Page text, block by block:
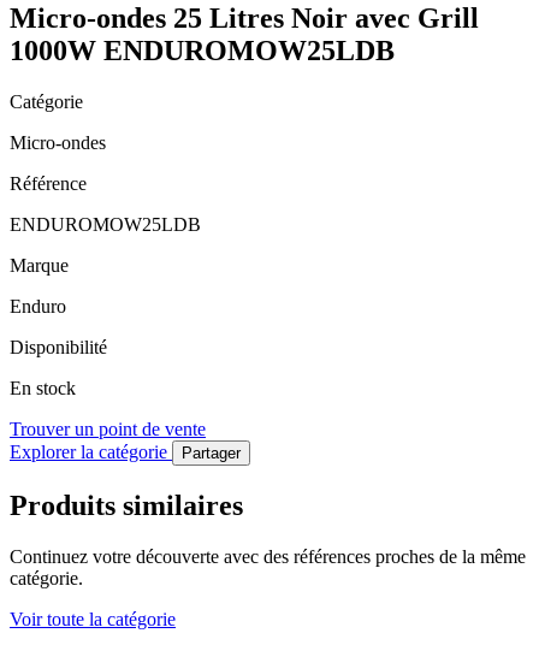
Micro-ondes 25 Litres Noir avec Grill
1000W ENDUROMOW25LDB
Catégorie
Micro-ondes
Référence
ENDUROMOW25LDB
Marque
Enduro
Disponibilité
En stock
Trouver un point de vente
Explorer la catégorie
Partager
Produits similaires
Continuez votre découverte avec des références proches de la même
catégorie.
Voir toute la catégorie